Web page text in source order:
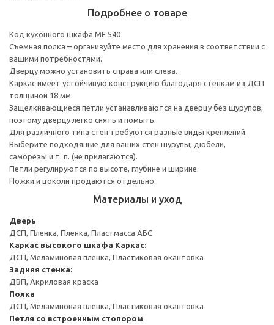
Подробнее о товаре
Код кухонного шкафа ME 540
Съемная полка – организуйте место для хранения в соответствии с
вашими потребностями.
Дверцу можно установить справа или слева.
Каркас имеет устойчивую конструкцию благодаря стенкам из ДСП
толщиной 18 мм.
Защелкивающиеся петли устанавливаются на дверцу без шурупов,
поэтому дверцу легко снять и помыть.
Для различного типа стен требуются разные виды креплений.
Выберите подходящие для ваших стен шурупы, дюбели,
саморезы и т. п. (не прилагаются).
Петли регулируются по высоте, глубине и ширине.
Ножки и цоколи продаются отдельно.
Материалы и уход
Дверь
ДСП, Пленка, Пленка, Пластмасса АБС
Каркас высокого шкафа Каркас:
ДСП, Меламиновая пленка, Пластиковая окантовка
Задняя стенка:
ДВП, Акриловая краска
Полка
ДСП, Меламиновая пленка, Пластиковая окантовка
Петля со встроенным стопором